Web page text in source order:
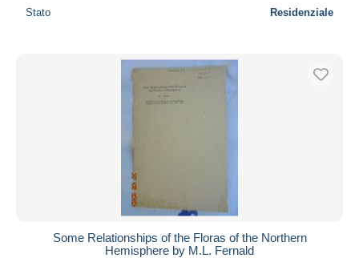
Stato Residenziale
Some Relationships of the Floras of the Northern
Hemisphere by M.L. Fernald